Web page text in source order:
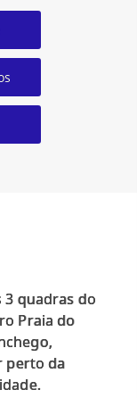
3 quadras do
Praia do
perto da